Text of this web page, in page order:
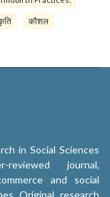
कौशल
in Social Sciences
journal,
and social
Original research